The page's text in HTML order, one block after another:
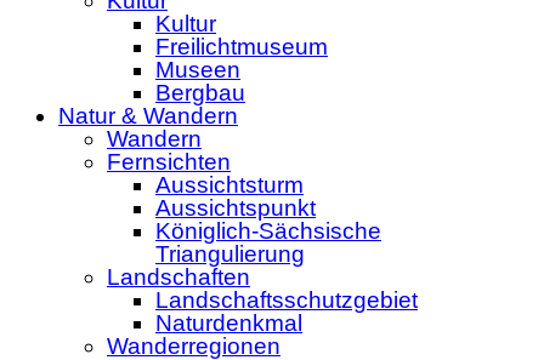
Kultur
Freilichtmuseum
Museen
Bergbau
Natur & Wandern
Wandern
Fernsichten
Aussichtsturm
Aussichtspunkt
Königlich-Sächsische
Triangulierung
Landschaften
Landschaftsschutzgebiet
Naturdenkmal
Wanderregionen